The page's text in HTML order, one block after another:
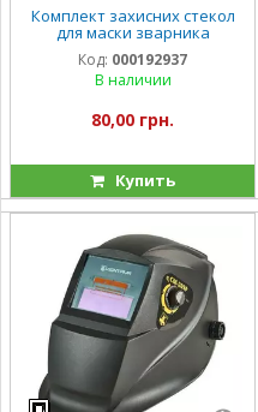
Комплект захисних стекол
для маски зварника
хамелеон «Kentavr СМ-315Р»
Код: 000192937
В наличии
80,00 грн.
Купить